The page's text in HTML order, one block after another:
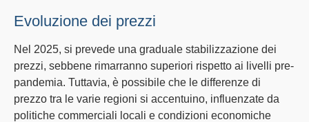
Evoluzione dei prezzi
Nel 2025, si prevede una graduale stabilizzazione dei
prezzi, sebbene rimarranno superiori rispetto ai livelli pre-
pandemia. Tuttavia, è possibile che le differenze di
prezzo tra le varie regioni si accentuino, influenzate da
politiche commerciali locali e condizioni economiche